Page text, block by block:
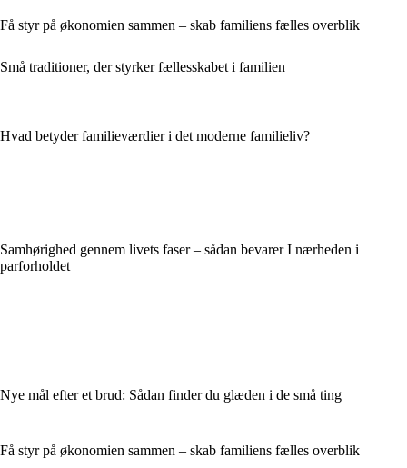
Få styr på økonomien sammen – skab familiens fælles overblik
Små traditioner, der styrker fællesskabet i familien
Hvad betyder familieværdier i det moderne familieliv?
Samhørighed gennem livets faser – sådan bevarer I nærheden i
parforholdet
Nye mål efter et brud: Sådan finder du glæden i de små ting
Få styr på økonomien sammen – skab familiens fælles overblik